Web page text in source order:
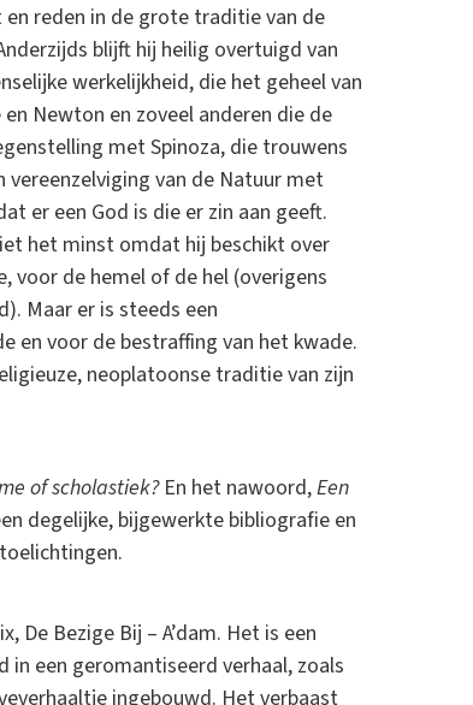
reden in de grote traditie van de
blijft hij heilig overtuigd van
werkelijkheid, die het geheel van
Newton en zoveel anderen die de
met Spinoza, die trouwens
van de Natuur met
er een God is die er zin aan geeft.
het minst omdat hij beschikt over
voor de hemel of de hel (overigens
Maar er is steeds een
en voor de bestraffing van het kwade.
neoplatoonse traditie van zijn
of scholastiek?En het nawoord,Een
degelijke, bijgewerkte bibliografie en
De Bezige Bij – A’dam. Het is een
in een geromantiseerd verhaal, zoals
ingebouwd. Het verbaast